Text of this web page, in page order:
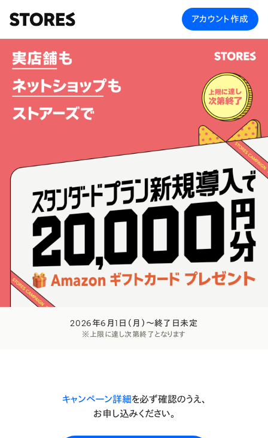
アカウント作成
2026年6月1日（月）〜終了日未定
※上限に達し次第終了となります
キャンペーン詳細を必ず確認のうえ、
お申し込みください。